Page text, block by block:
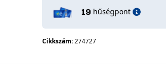
19 hűségpont
Cikkszám:274727